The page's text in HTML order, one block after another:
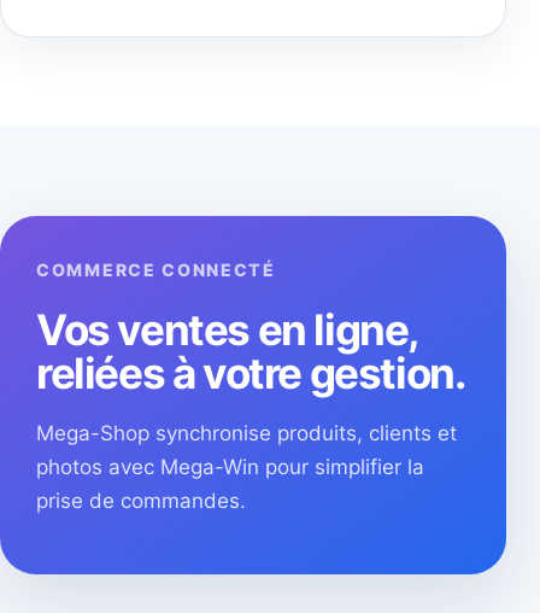
COMMERCE CONNECTÉ
Vos ventes en ligne,
reliées à votre gestion.
Mega-Shop synchronise produits, clients et
photos avec Mega-Win pour simplifier la
prise de commandes.